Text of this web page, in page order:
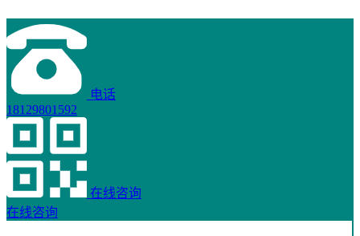
电话
18129801592
在线咨询
在线咨询